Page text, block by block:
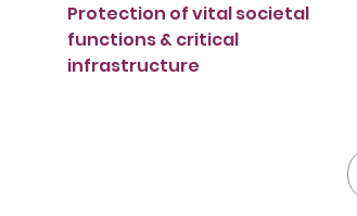
Protection of vital societal
functions & critical
infrastructure